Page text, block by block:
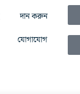
দান করুন
যোগাযোগ